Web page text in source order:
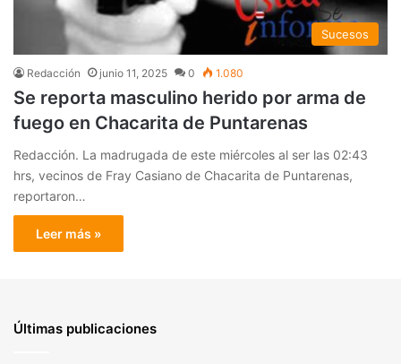
Sucesos
Redacción junio 11, 2025 0 1.080
Se reporta masculino herido por arma de
fuego en Chacarita de Puntarenas
Redacción. La madrugada de este miércoles al ser las 02:43
hrs, vecinos de Fray Casiano de Chacarita de Puntarenas,
reportaron…
Leer más »
Últimas publicaciones